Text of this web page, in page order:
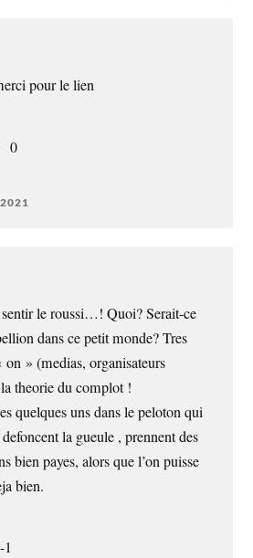
pour le lien
0
le roussi…! Quoi? Serait-ce
dans ce petit monde? Tres
» (medias, organisateurs
theorie du complot !
quelques uns dans le peloton qui
la gueule , prennent des
bien payes, alors que l’on puisse
bien.
-1